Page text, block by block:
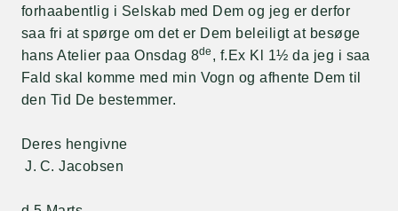
forhaabentlig i Selskab med Dem og jeg er derfor
saa fri at spørge om det er Dem beleiligt at besøge
hans Atelier paa Onsdag 8de , f.Ex Kl 1½ da jeg i saa
Fald skal komme med min Vogn og afhente Dem til
den Tid De bestemmer.
Deres hengivne
J. C. Jacobsen